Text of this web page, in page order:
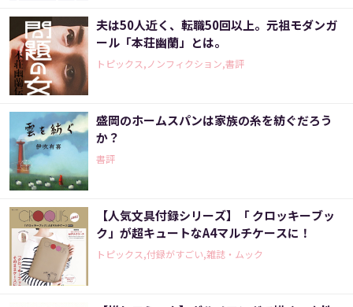
夫は50人近く、転職50回以上。元祖モダンガ
ール「本荘幽蘭」とは。
トピックス,ノンフィクション,書評
盛岡のホームスパンは家族の糸を紡ぐだろう
か？
書評
【人気文具付録シリーズ】「 クロッキーブッ
ク」が超キュートなA4マルチケースに！
トピックス,付録がすごい,雑誌・ムック